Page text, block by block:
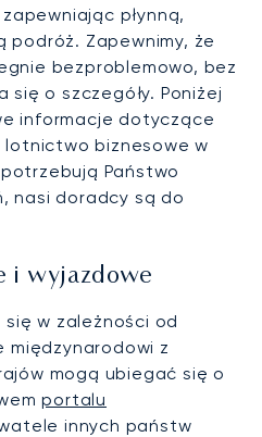
płynną,
podróż. Zapewnimy, że
bezproblemowo, bez
o szczegóły. Poniżej
informacje dotyczące
biznesowe w
Państwo
nasi doradcy są do
i wyjazdowe
się w zależności od
międzynarodowi z
mogą ubiegać się o
portalu
innych państw